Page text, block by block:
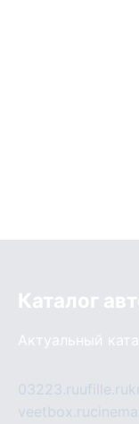
Каталог
Актуальный
03223.ruufille.ru
veetbox.ru